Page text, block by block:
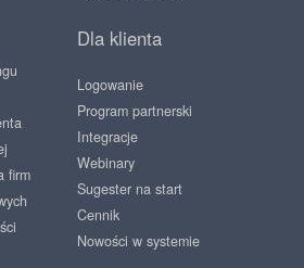
firm
Dla klienta
Logowanie
Program partnerski
Integracje
Webinary
Sugester na start
Cennik
Nowości w systemie